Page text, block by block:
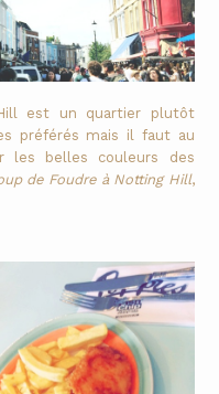
est un quartier plutôt
préférés mais il faut au
les belles couleurs des
de Foudre à Notting Hill,